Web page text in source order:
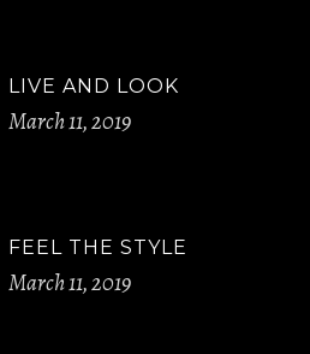
LIVE AND LOOK
March 11, 2019
FEEL THE STYLE
March 11, 2019